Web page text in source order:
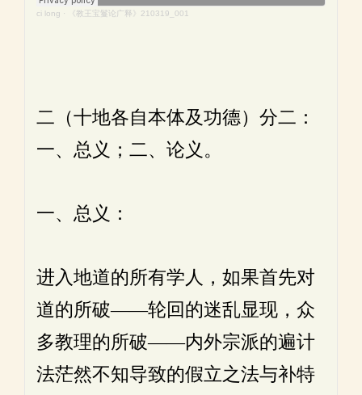
ci long · 《教王宝鬘论广释》210319_001
二（十地各自本体及功德）分二：
一、总义；二、论义。
一、总义：
进入地道的所有学人，如果首先对
道的所破——轮回的迷乱显现，众
多教理的所破——内外宗派的遍计
法茫然不知导致的假立之法与补特